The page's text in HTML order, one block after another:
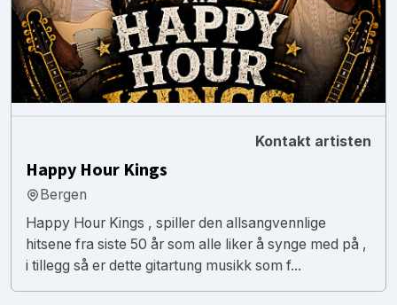
Kontakt artisten
Happy Hour Kings
Bergen
Happy Hour Kings , spiller den allsangvennlige
hitsene fra siste 50 år som alle liker å synge med på ,
i tillegg så er dette gitartung musikk som f...